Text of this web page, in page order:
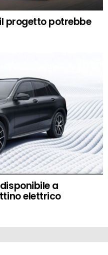
progetto potrebbe
a
elettrico